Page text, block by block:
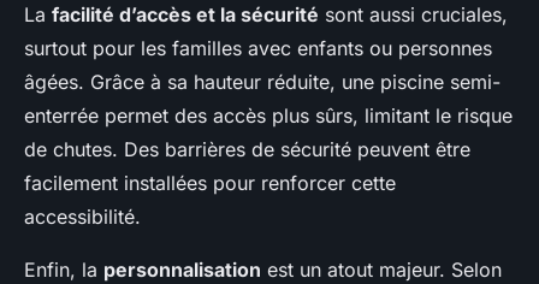
La facilité d’accès et la sécurité sont aussi cruciales,
surtout pour les familles avec enfants ou personnes
âgées. Grâce à sa hauteur réduite, une piscine semi-
enterrée permet des accès plus sûrs, limitant le risque
de chutes. Des barrières de sécurité peuvent être
facilement installées pour renforcer cette
accessibilité.
Enfin, la personnalisation est un atout majeur. Selon